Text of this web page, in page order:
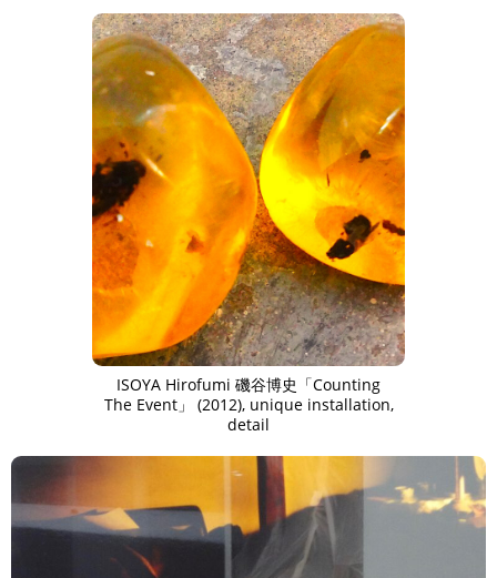
ISOYA Hirofumi 磯谷博史「Counting
The Event」 (2012), unique installation,
detail